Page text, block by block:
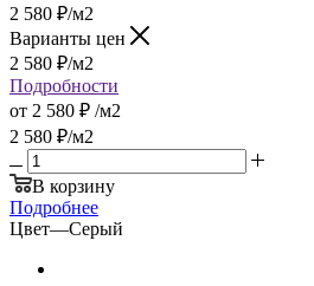
2 580 ₽/м2
Варианты цен
2 580 ₽/м2
Подробности
от 2 580 ₽ /м2
2 580 ₽/м2
В корзину
Подробнее
Цвет—Серый